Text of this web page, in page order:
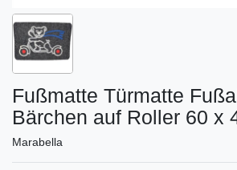
Fußmatte Türmatte
Bärchen auf Roller 60 x
Marabella